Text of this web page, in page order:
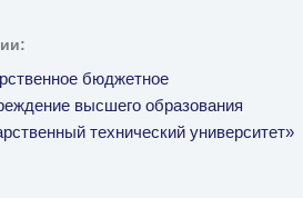
бюджетное
высшего образования
технический университет»